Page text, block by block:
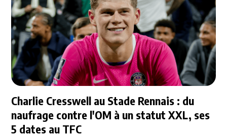
Charlie Cresswell au Stade Rennais : du
naufrage contre l'OM à un statut XXL, ses
5 dates au TFC